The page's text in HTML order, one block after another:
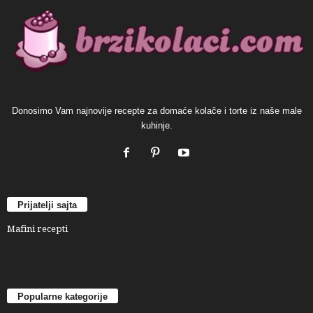
Donosimo Vam najnovije recepte za domaće kolače i torte iz naše male
kuhinje.
Prijatelji sajta
Mafini recepti
Popularne kategorije